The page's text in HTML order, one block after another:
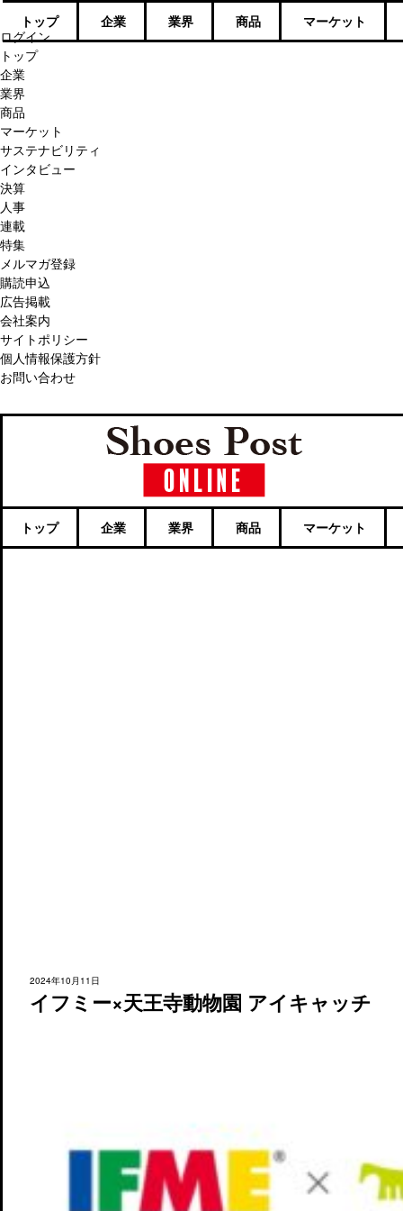
ログイン
トップ
企業
業界
商品
マーケット
サステナビリティ
インタビュー
決算
人事
連載
特集
メルマガ登録
購読申込
広告掲載
会社案内
サイトポリシー
個人情報保護方針
お問い合わせ
トップ 企業 業界 商品 マーケット
トップ 企業 業界 商品 マーケット
2024年10月11日
イフミー×天王寺動物園 アイキャッチ